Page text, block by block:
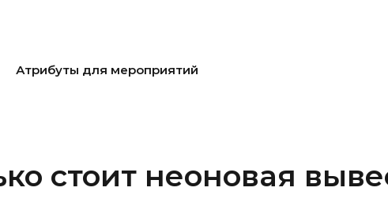
Атрибуты для мероприятий
стоит неоновая